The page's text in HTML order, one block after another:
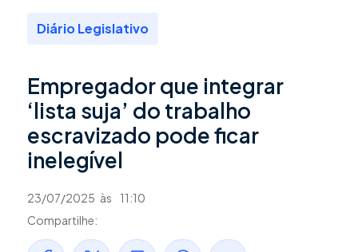
Diário Legislativo
Empregador que integrar
‘lista suja’ do trabalho
escravizado pode ficar
inelegível
23/07/2025 às
11:10
Compartilhe: